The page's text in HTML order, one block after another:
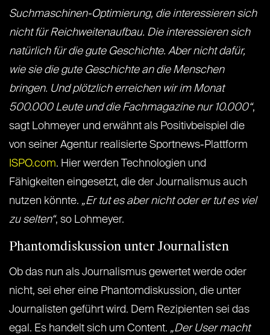
Suchmaschinen-Optimierung, die interessieren sich
nicht für Reichweitenaufbau. Die interessieren sich
natürlich für die gute Geschichte. Aber nicht dafür,
wie sie die gute Geschichte an die Menschen
bringen. Und plötzlich erreichen wir im Monat
500.000 Leute und die Fachmagazine nur 10.000“,
sagt Lohmeyer und erwähnt als Positivbeispiel die
von seiner Agentur realisierte Sportnews-Plattform
ISPO.com. Hier werden Technologien und
Fähigkeiten eingesetzt, die der Journalismus auch
nutzen könnte. „Er tut es aber nicht oder er tut es viel
zu selten“, so Lohmeyer.
Phantomdiskussion unter Journalisten
Ob das nun als Journalismus gewertet werde oder
nicht, sei eher eine Phantomdiskussion, die unter
Journalisten geführt wird. Dem Rezipienten sei das
egal. Es handelt sich um Content. „Der User macht